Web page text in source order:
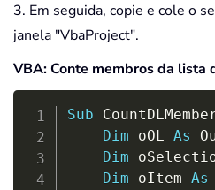
3. Em seguida, copie e cole o
janela "VbaProject".
VBA: Conte membros da
Sub
Dim oOL As
Dim
Dim oItem As